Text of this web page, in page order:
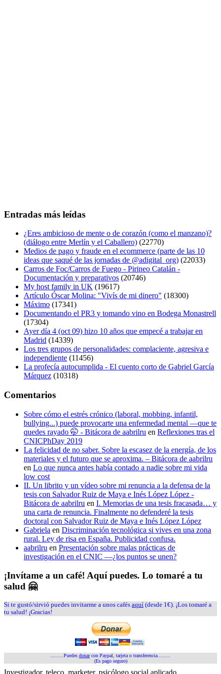
Entradas más leídas
¿Eres ambicioso de mente o de corazón (como el manzano)?
(diálogo entre Merlín y el Caballero) (22770)
Medios de pago y fraude en el ecommerce (parte de las 10
ideas que saqué de las jornadas de @adigital_org) (22033)
Carros de Foc/Carros de Fuego - Pirineo Catalán -
Documentación y preparativos (20746)
My host family in UK (19617)
Artículo Óscar Molina: "Vivís de mi dinero" (18300)
Máximo (17341)
Documentando el PR3 y tomando vino en Bodega Monastrell
(17304)
Ayer día 4 (oct 09) hizo 10 años que empecé a trabajar en
Madrid (14339)
Los tres grupos de personalidades: complaciente, agresiva e
independiente (11456)
La profecía autocumplida - El cuento corto de Gabriel García
Márquez (10318)
Comentarios
Sobre cómo el estrés crónico (laboral, mobbing, infantil,
bullying...) puede provocarte una enfermedad mental —que te
quedes rayado 🤭 - Bitácora de aabrilru en Reflexiones tras el
CNICPhDay 2019
La felicidad de no saber. Sobre la escasez de la energía, de los
materiales y el futuro que se aproxima. – Bitácora de aabrilru
en Lo que nunca antes había contado a nadie sobre mi vida
low cost
II. Un librito y un vídeo sobre mi renuncia a la defensa de la
tesis con Salvador Ruiz de Maya e Inés López López -
Bitácora de aabrilru en I. Memorias de una tesis fracasada… y
una carta de renuncia. Finalmente no defenderé la tesis
doctoral con Salvador Ruiz de Maya e Inés López López
Gabriela en Discriminación tecnológica si vives en una zona
rural. Ley de risa en España. Publicidad confusa.
aabrilru en Presentación sobre malas prácticas de
investigación en el CNIC —¿los puntos se unen?
¡Invítame a un café! Aquí puedes. Lo tomaré a tu
salud 🤗
Si te gustó/sirvió puedes invitarme a unos cafés aquí (desde 1€). ¡Los tomaré a
tu salud! ¡Gracias!
.........Puedes donarcon Paypal, tarjeta o transferencia.........
(Es pago seguro)